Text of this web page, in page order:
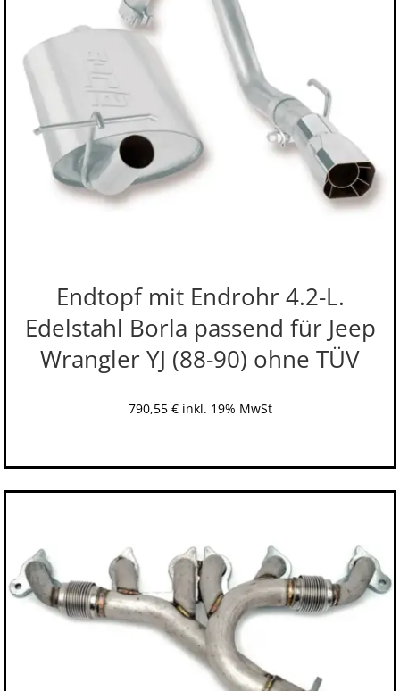
Endtopf mit Endrohr 4.2-L.
Edelstahl Borla passend für Jeep
Wrangler YJ (88-90) ohne TÜV
790,55 € inkl. 19% MwSt